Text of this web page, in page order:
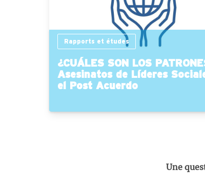
Rapports et études
¿CUÁLES SON LOS
Asesinatos de Líderes
el Post Acuerdo
Une